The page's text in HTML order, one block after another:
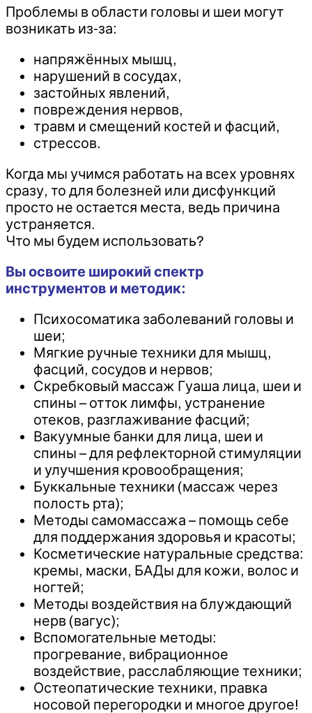
Проблемы в области головы и шеи могут
возникать из-за:
напряжённых мышц,
нарушений в сосудах,
застойных явлений,
повреждения нервов,
травм и смещений костей и фасций,
стрессов.
Когда мы учимся работать на всех уровнях
сразу, то для болезней или дисфункций
просто не остается места, ведь причина
устраняется.
Что мы будем использовать?
Вы освоите широкий спектр
инструментов и методик:
Психосоматика заболеваний головы и
шеи;
Мягкие ручные техники для мышц,
фасций, сосудов и нервов;
Скребковый массаж Гуаша лица, шеи и
спины – отток лимфы, устранение
отеков, разглаживание фасций;
Вакуумные банки для лица, шеи и
спины – для рефлекторной стимуляции
и улучшения кровообращения;
Буккальные техники (массаж через
полость рта);
Методы самомассажа – помощь себе
для поддержания здоровья и красоты;
Косметические натуральные средства:
кремы, маски, БАДы для кожи, волос и
ногтей;
Методы воздействия на блуждающий
нерв (вагус);
Вспомогательные методы:
прогревание, вибрационное
воздействие, расслабляющие техники;
Остеопатические техники, правка
носовой перегородки и многое другое!